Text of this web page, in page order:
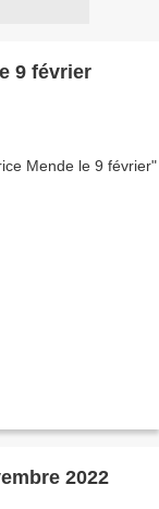
9 février
2022